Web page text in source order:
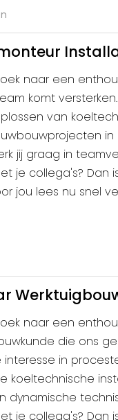
naar een
komt
van
jij graag in
je collega's? Dan
jou lees nu snel
naar een
die ons
interesse in
koeltechnische
dynamische
je collega's? Dan